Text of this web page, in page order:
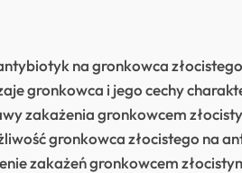
na gronkowca
gronkowca i jego cechy
zakażenia gronkowcem
gronkowca złocistego na
zakażeń gronkowcem